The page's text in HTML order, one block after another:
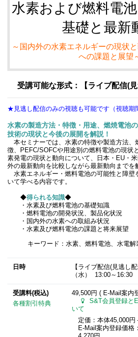
水素および燃料電
基礎と最新
～国内外の水素エネルギーの現状
への課題と展望
受講可能な形式：【ライブ配信(
★見逃し配信のみの視聴も可能です（視聴
水素の製造方法・特徴・用途、燃焼電池
技術の現状と今後の展開を解説！
本セミナーでは、水素の特徴や製造方法、
徴、PEFC/SOFCや用途別の燃料電池の現状
素発電の現状と動向について、日本・EU・
外の最新動向を比較しながら最新動向までを
水素エネルギー・燃料電池の可能性と障壁
いて学べる内容です。
◆得られる知識◆
・水素及び燃料電池の基礎知識
・燃料電池の開発状況、製品化状況
・国内外の水素への取組み状況
・水素及び燃料電池の課題と将来展望
キーワード：水素、燃料電池、水電
日時 【ライブ配信(見逃し
（水） 13:00～16:30
受講料(税込)
各種割引特典
49,500円 ( E-Mail案内
S&T会員登録と
いて
定価：本体45,000円
E-Mail案内登録価格